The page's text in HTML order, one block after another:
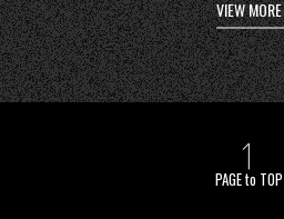
VIEW MORE
PAGE to TOP